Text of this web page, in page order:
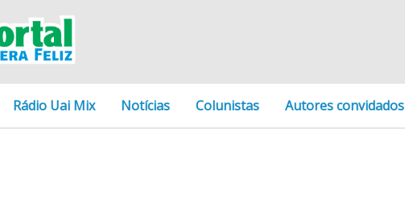
Rádio Uai Mix Notícias Colunistas Autores convidados